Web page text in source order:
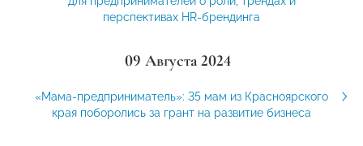
перспективах HR-брендинга
09 Августа 2024
«Мама-предприниматель»: 35 мам из Красноярского
края поборолись за грант на развитие бизнеса